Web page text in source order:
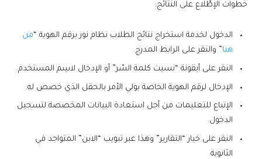
خُطوات الإطّلاع على النتائج:
الدخول لخدمة استخراج نتائج الطلاب نظام نور برقم الهوية “من
هنا” والنقر على الرابط المدرج.
النقر على أيقونة “نسيت كلمة السّر” أو الإدخال لاسِم المستخدم.
الإدخال لرقم الهوية الخاصة بولي الأمر بالحقل الذي خصص له.
الإتباع للتعليمات من أجل استعادة البيانات المخصصة لتسجيل
الدخول.
النقر على خيار “التقارير” وهذا عبر تبويب “الابن” المتواجد في
الثانوية.